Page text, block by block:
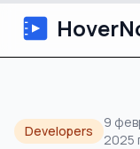
Developers
9
2025